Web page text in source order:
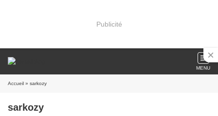
Publicité
MENU
Accueil » sarkozy
sarkozy